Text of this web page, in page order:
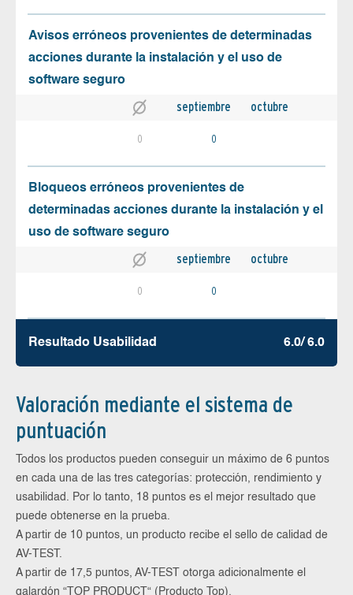
Avisos erróneos provenientes de determinadas
acciones durante la instalación y el uso de
software seguro
septiembre octubre
0 0
Bloqueos erróneos provenientes de
determinadas acciones durante la instalación y el
uso de software seguro
septiembre octubre
0 0
Resultado Usabilidad 6.0/ 6.0
Valoración mediante el sistema de
puntuación
Todos los productos pueden conseguir un máximo de 6 puntos
en cada una de las tres categorías: protección, rendimiento y
usabilidad. Por lo tanto, 18 puntos es el mejor resultado que
puede obtenerse en la prueba.
A partir de 10 puntos, un producto recibe el sello de calidad de
AV-TEST.
A partir de 17,5 puntos, AV-TEST otorga adicionalmente el
galardón “TOP PRODUCT“ (Producto Top).